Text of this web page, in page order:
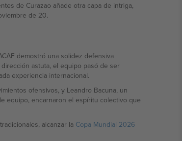
de Curazao añade otra capa de intriga,
de 20.
demostró una solidez defensiva
astuta, el equipo pasó de ser
experiencia internacional.
ofensivos, y Leandro Bacuna, un
equipo, encarnaron el espíritu colectivo que
alcanzar la Copa Mundial 2026